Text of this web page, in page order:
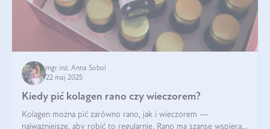
mgr inż. Anna Sobol
22 maj 2025
Kiedy pić kolagen rano czy wieczorem?
Kolagen można pić zarówno rano, jak i wieczorem —
najważniejsze, aby robić to regularnie. Rano ma szansę wspierać